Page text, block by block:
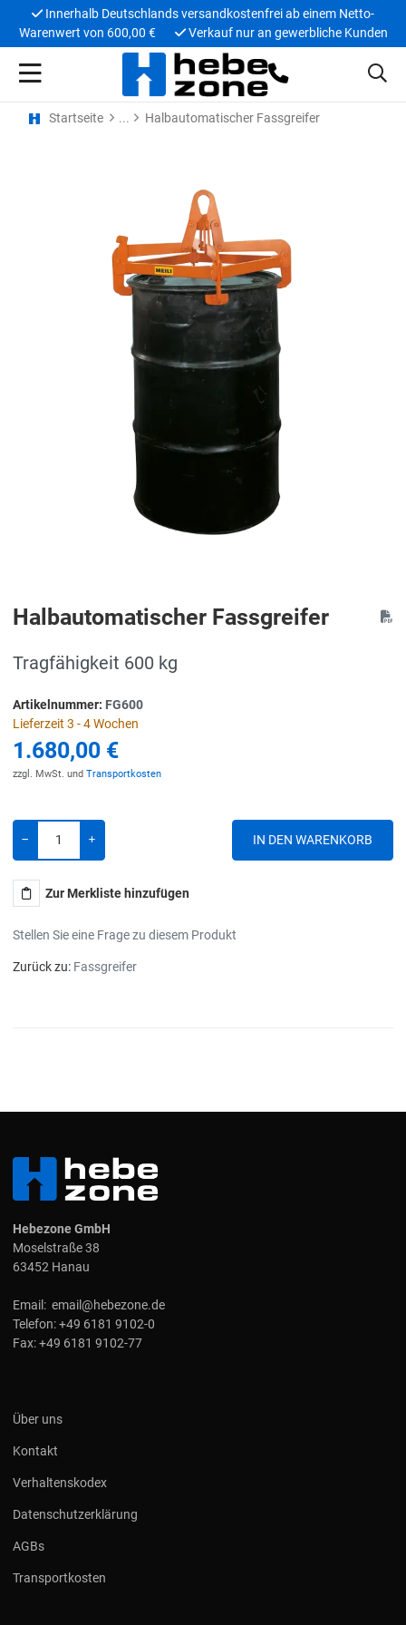
Innerhalb Deutschlands versandkostenfrei ab einem Netto-
Warenwert von 600,00 €
Verkauf nur an gewerbliche Kunden
Startseite Halbautomatischer Fassgreifer
Halbautomatischer Fassgreifer
Tragfähigkeit 600 kg
Artikelnummer: FG600
Lieferzeit 3 - 4 Wochen
1.680,00 €
zzgl. MwSt. und Transportkosten
Menge
Zur Merkliste hinzufügen
Stellen Sie eine Frage zu diesem Produkt
Zurück zu: Fassgreifer
Hebezone GmbH
Moselstraße 38
63452 Hanau
Email: email@hebezone.de
Telefon:+49 6181 9102-0
Fax:+49 6181 9102-77
Über uns
Kontakt
Verhaltenskodex
Datenschutzerklärung
AGBs
Transportkosten